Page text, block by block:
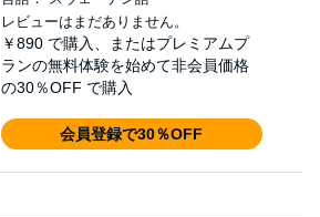
レビューはまだありません。
￥890 で購入、またはプレミアムプ
ランの無料体験を始めて非会員価格
の30％OFF で購入
会員登録で30％OFF